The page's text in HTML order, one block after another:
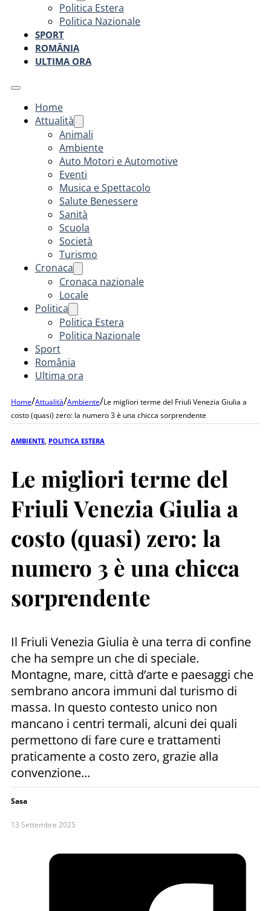
Politica Estera
Politica Nazionale
SPORT
ROMÂNIA
ULTIMA ORA
Home
Attualità
Animali
Ambiente
Auto Motori e Automotive
Eventi
Musica e Spettacolo
Salute Benessere
Sanità
Scuola
Società
Turismo
Cronaca
Cronaca nazionale
Locale
Politica
Politica Estera
Politica Nazionale
Sport
România
Ultima ora
Home/Attualità/Ambiente/Le migliori terme del Friuli Venezia Giulia a
costo (quasi) zero: la numero 3 è una chicca sorprendente
AMBIENTE POLITICA ESTERA
Le migliori terme del
Friuli Venezia Giulia a
costo (quasi) zero: la
numero 3 è una chicca
sorprendente
Il Friuli Venezia Giulia è una terra di confine
che ha sempre un che di speciale.
Montagne, mare, città d’arte e paesaggi che
sembrano ancora immuni dal turismo di
massa. In questo contesto unico non
mancano i centri termali, alcuni dei quali
permettono di fare cure e trattamenti
praticamente a costo zero, grazie alla
convenzione...
Sasa
13 Settembre 2025